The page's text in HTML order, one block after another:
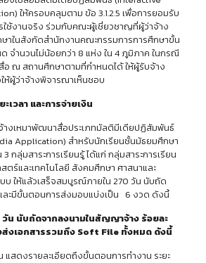
ให้ครอบคลุมตาม ข้อ 3.1.2.5 เพื่อการยอมรับ
ช้งานจริง ร่วมกับคณะผู้เชี่ยวชาญที่ผู้ว่าจ้าง
ในสังกัดสำนักงานคณะกรรมการการศึกษาขั้น
จำนวนไม่น้อยกว่า 8 แห่ง ใน 4 ภูมิภาค ในกรณี
อ ณ สถานศึกษาตามที่กำหนดได้ ให้ผู้รับจ้าง
ห้ผู้ว่าจ้างพิจารณาเห็นชอบ
เวลา และการจ่ายเงิน
างเหมาพัฒนาสื่อประเภทมัลติมีเดียปฏิสัมพันธ์
Application) สำหรับนักเรียนชั้นมัธยมศึกษา
กลุ่มสาระการเรียนรู้ ได้แก่ กลุ่มสาระการเรียน
ร์และเทคโนโลยี สังคมศึกษา ศาสนาและ
บ ให้แล้วเสร็จสมบูรณ์ภายใน 270 วัน นับถัด
ะมีขั้นตอนการส่งมอบแบ่งเป็น 6 งวด ดังนี้
วัน นับถัดจากลงนามในสัญญาจ้าง ร้อยละ
ส่งเอกสารรวมถึง Soft File ทั้งหมด ดังนี้
แสดงรายละเอียดถึงขั้นตอนการทำงาน ระยะ